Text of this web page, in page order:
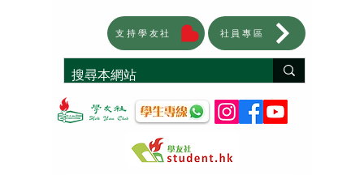
支持學友社 社員專區